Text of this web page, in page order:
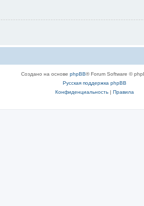
Создано на основе phpBB® Forum Software ©
Русская поддержка phpBB
Конфиденциальность| Правила